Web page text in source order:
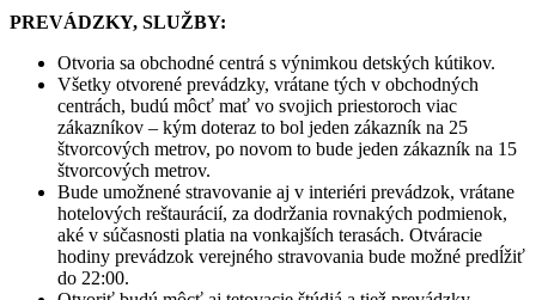
PREVÁDZKY, SLUŽBY:
Otvoria sa obchodné centrá s výnimkou detských kútikov.
Všetky otvorené prevádzky, vrátane tých v obchodných
centrách, budú môcť mať vo svojich priestoroch viac
zákazníkov – kým doteraz to bol jeden zákazník na 25
štvorcových metrov, po novom to bude jeden zákazník na 15
štvorcových metrov.
Bude umožnené stravovanie aj v interiéri prevádzok, vrátane
hotelových reštaurácií, za dodržania rovnakých podmienok,
aké v súčasnosti platia na vonkajších terasách. Otváracie
hodiny prevádzok verejného stravovania bude možné predĺžiť
do 22:00.